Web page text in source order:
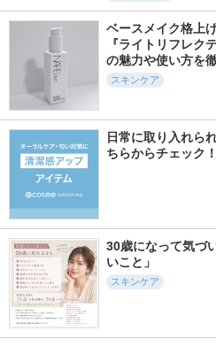
ベースメイク格上
『ライトリフレク
の魅力や使い方を
スキンケア
日常に取り入れら
ちらからチェック！
30歳になって気づ
いこと」
スキンケア